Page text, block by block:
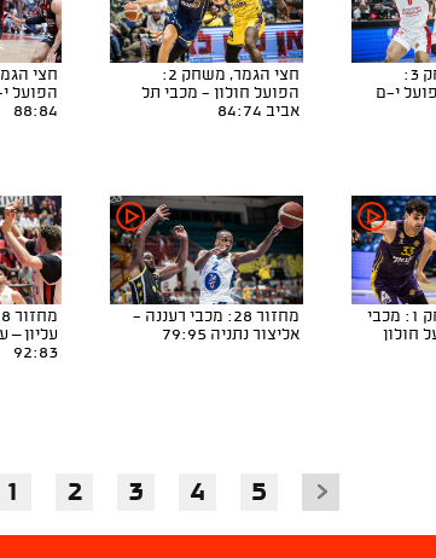
חצי הגמר, משחק 3:
י-ם
חצי הגמר, משחק 2:
הפועל חולון - מכבי תל
אביב 84:74
הפועל
88:84
חצי הגמר, משחק 1: מכבי
חולון
מחזור 28: מכבי רעננה -
אליצור נתניה 79:95
עליון –
92:83
1 2 3 4 5